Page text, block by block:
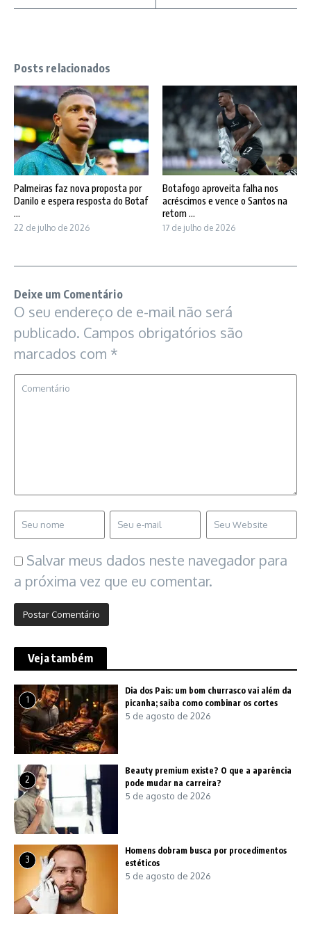
Posts relacionados
Palmeiras faz nova proposta por
Danilo e espera resposta do Botaf
...
22 de julho de 2026
Botafogo aproveita falha nos
acréscimos e vence o Santos na
retom ...
17 de julho de 2026
Deixe um Comentário
O seu endereço de e-mail não será
publicado. Campos obrigatórios são
marcados com *
Salvar meus dados neste navegador para
a próxima vez que eu comentar.
Veja também
1
Dia dos Pais: um bom churrasco vai além da
picanha; saiba como combinar os cortes
5 de agosto de 2026
2
Beauty premium existe? O que a aparência
pode mudar na carreira?
5 de agosto de 2026
3
Homens dobram busca por procedimentos
estéticos
5 de agosto de 2026